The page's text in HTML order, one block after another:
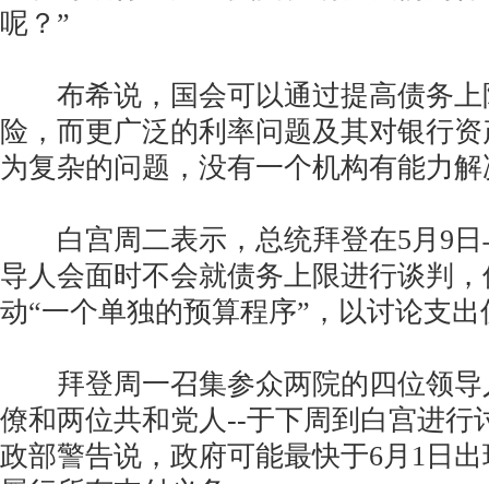
呢？”
布希说，国会可以通过提高债务上
险，而更广泛的利率问题及其对银行
为复杂的问题，没有一个机构有能力
白宫周二表示，总统拜登在5月9日
导人会面时不会就债务上限进行谈判
动“一个单独的预算程序”，以讨论支
拜登周一召集参众两院的四位领导
僚和两位共和党人--于下周到白宫进行
政部警告说，政府可能最快于6月1日